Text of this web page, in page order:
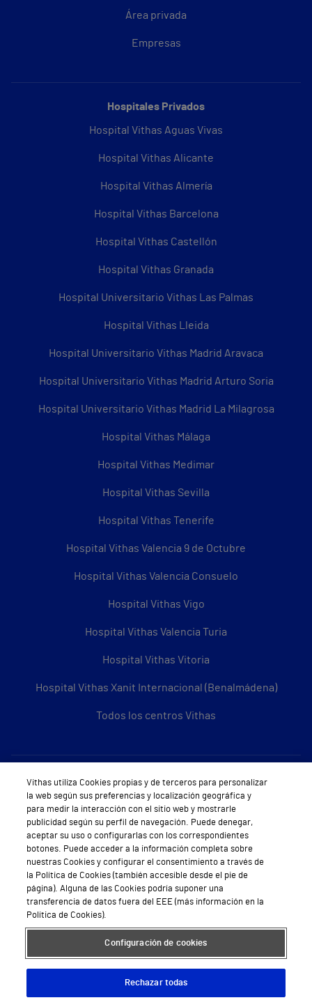
Área privada
Empresas
Hospitales Privados
Hospital Vithas Aguas Vivas
Hospital Vithas Alicante
Hospital Vithas Almería
Hospital Vithas Barcelona
Hospital Vithas Castellón
Hospital Vithas Granada
Hospital Universitario Vithas Las Palmas
Hospital Vithas Lleida
Hospital Universitario Vithas Madrid Aravaca
Hospital Universitario Vithas Madrid Arturo Soria
Hospital Universitario Vithas Madrid La Milagrosa
Hospital Vithas Málaga
Hospital Vithas Medimar
Hospital Vithas Sevilla
Hospital Vithas Tenerife
Hospital Vithas Valencia 9 de Octubre
Hospital Vithas Valencia Consuelo
Hospital Vithas Vigo
Hospital Vithas Valencia Turia
Hospital Vithas Vitoria
Hospital Vithas Xanit Internacional (Benalmádena)
Todos los centros Vithas
Sobre Vithas
Quiénes somos
Trabajar en Vithas
Teléfono Cita Médica
Teléfono Atención al Cliente
Política de seguridad y salud en el trabajo
Conoce a Supervita
Aviso Legal Política de cookies Política de privacidad Mapa web Protección de datos
Vithas utiliza Cookies propias y de terceros para personalizar
la web según sus preferencias y localización geográfica y
para medir la interacción con el sitio web y mostrarle
publicidad según su perfil de navegación. Puede denegar,
aceptar su uso o configurarlas con los correspondientes
botones. Puede acceder a la información completa sobre
nuestras Cookies y configurar el consentimiento a través de
la Política de Cookies (también accesible desde el pie de
página). Alguna de las Cookies podría suponer una
transferencia de datos fuera del EEE (más información en la
Política de Cookies).
Configuración de cookies
Rechazar todas